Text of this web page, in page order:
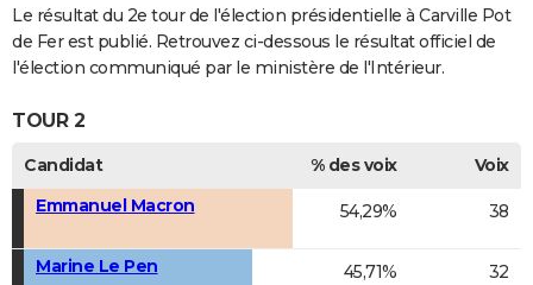
COPAINS D'AVANT
S'inscrire
Se connecter
Lycées
Collèges
Primaires
Universités
Entreprises
Service militaire
Avis de recherche
AVIS DE DÉCÈS
Le résultat du 2e tour de l'élection présidentielle à Carville Pot
de Fer est publié. Retrouvez ci-dessous le résultat officiel de
l'élection communiqué par le ministère de l'Intérieur.
TOUR 2
Candidat % des voix
Voix
Emmanuel Macron
54,29% 38
Marine Le Pen 45,71% 32